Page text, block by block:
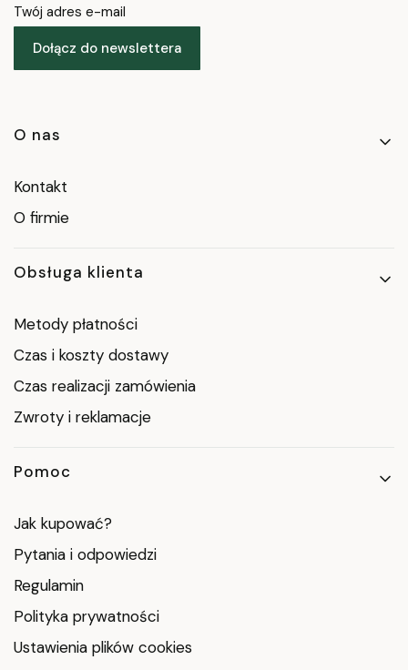
Twój adres e-mail
Dołącz do newslettera
Linki w stopce
O nas
Kontakt
O firmie
Obsługa klienta
Metody płatności
Czas i koszty dostawy
Czas realizacji zamówienia
Zwroty i reklamacje
Pomoc
Jak kupować?
Pytania i odpowiedzi
Regulamin
Polityka prywatności
Ustawienia plików cookies